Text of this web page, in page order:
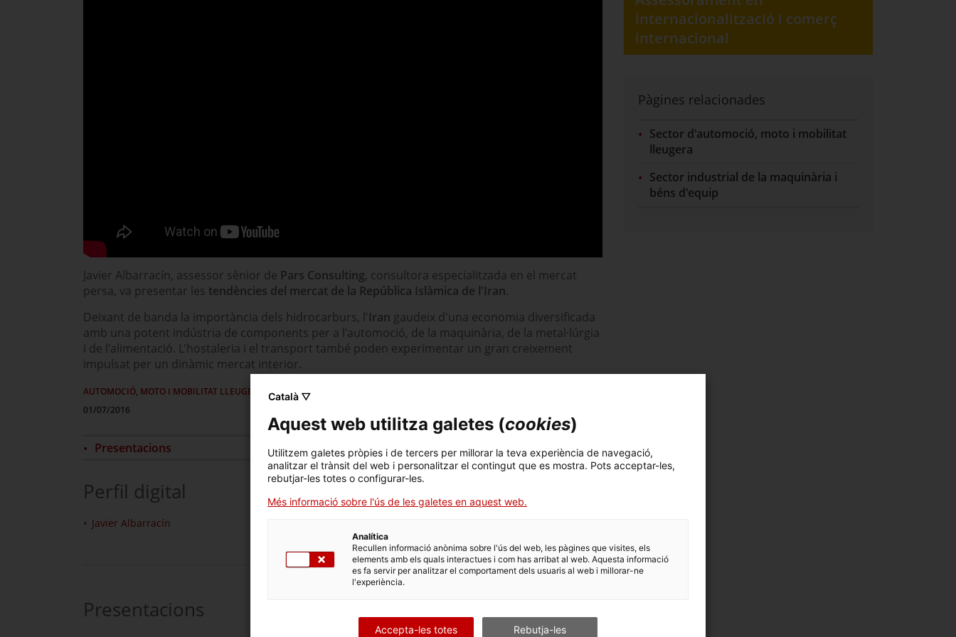
Javier Albarracín, assessor sènior de Pars Consulting, consultora especialitzada en el mercat
persa, va presentar les tendències del mercat de la República Islàmica de l'Iran.
Deixant de banda la importància dels hidrocarburs, l'Iran gaudeix d'una economia diversificada
amb una potent indústria de components per a l'automoció, de la maquinària, de la metal·lúrgia
i de l'alimentació. L'hostaleria i el transport també poden experimentar un gran creixement
impulsat per un dinàmic mercat interior.
AUTOMOCIÓ, MOTO I MOBILITAT LLEUGERA
MAQUINÀRIA I BÉNS D'EQUIP
01/07/2016
Presentacions
Perfil digital
Javier Albarracín
AMUNT
Presentacions
internacionalització i comerç
internacional
Pàgines relacionades
Sector d'automoció, moto i mobilitat
lleugera
Sector industrial de la maquinària i
béns d'equip
Català ▽
Aquest web utilitza galetes (cookies)
Utilitzem galetes pròpies i de tercers per millorar la teva experiència de navegació,
analitzar el trànsit del web i personalitzar el contingut que es mostra. Pots acceptar-les,
rebutjar-les totes o configurar-les.
Més informació sobre l'ús de les galetes en aquest web.
Analítica
Recullen informació anònima sobre l'ús del web, les pàgines que visites, els
elements amb els quals interactues i com has arribat al web. Aquesta informació
es fa servir per analitzar el comportament dels usuaris al web i millorar-ne
l'experiència.
Accepta-les totes Rebutja-les